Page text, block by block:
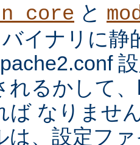
と
イナリに静
れるかして
ば なりませ
は、設定フ